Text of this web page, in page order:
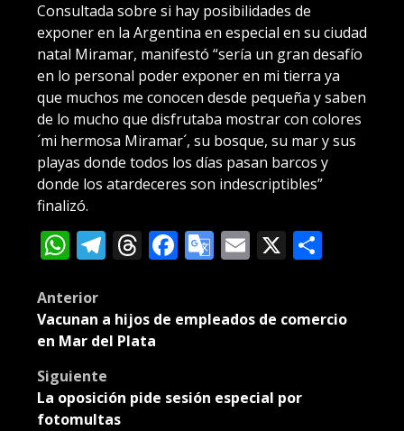
Consultada sobre si hay posibilidades de
exponer en la Argentina en especial en su ciudad
natal Miramar, manifestó “sería un gran desafío
en lo personal poder exponer en mi tierra ya
que muchos me conocen desde pequeña y saben
de lo mucho que disfrutaba mostrar con colores
´mi hermosa Miramar´, su bosque, su mar y sus
playas donde todos los días pasan barcos y
donde los atardeceres son indescriptibles”
finalizó.
WhatsApp
Telegram
Threads
Facebook
Google
Email
X
Post
navigation
Anterior
Vacunan a hijos de empleados de comercio
en Mar del Plata
Siguiente
La oposición pide sesión especial por
fotomultas